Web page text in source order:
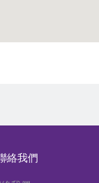
絡我們